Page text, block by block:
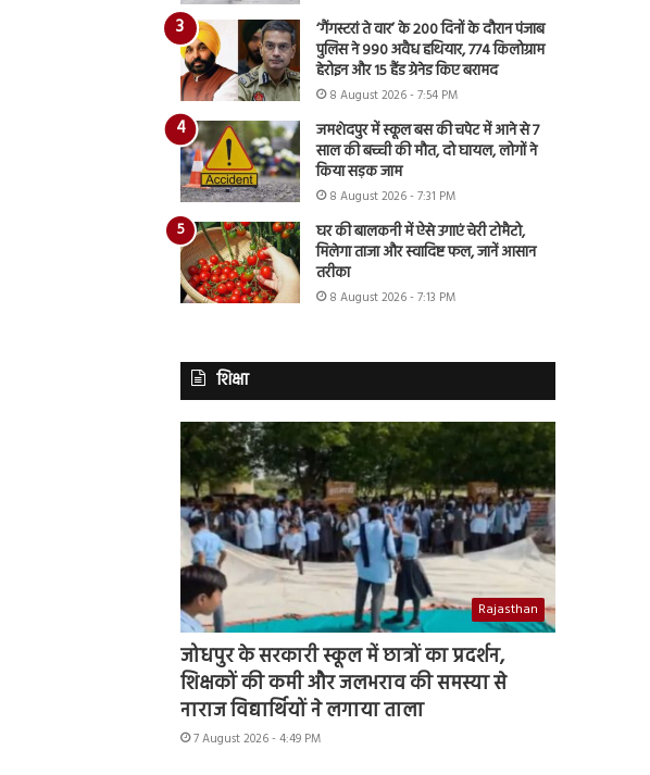
‘गैंगस्टरां ते वार’ के 200 दिनों के दौरान पंजाब
पुलिस ने 990 अवैध हथियार, 774 किलोग्राम
हेरोइन और 15 हैंड ग्रेनेड किए बरामद
8 August 2026 - 7:54 PM
जमशेदपुर में स्कूल बस की चपेट में आने से 7
साल की बच्ची की मौत, दो घायल, लोगों ने
किया सड़क जाम
8 August 2026 - 7:31 PM
घर की बालकनी में ऐसे उगाएं चेरी टोमैटो,
मिलेगा ताजा और स्वादिष्ट फल, जानें आसान
तरीका
8 August 2026 - 7:13 PM
शिक्षा
Rajasthan
जोधपुर के सरकारी स्कूल में छात्रों का प्रदर्शन,
शिक्षकों की कमी और जलभराव की समस्या से
नाराज विद्यार्थियों ने लगाया ताला
7 August 2026 - 4:49 PM